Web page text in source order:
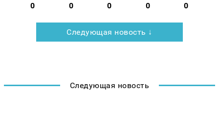
0 0 0 0 0
Следующая новость ↓
Следующая новость